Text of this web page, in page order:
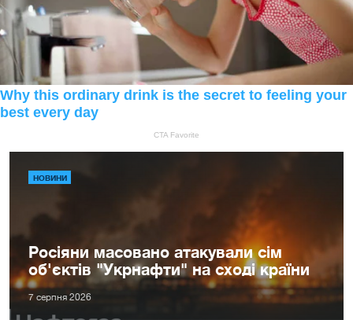
НОВИНИ
Росіяни масовано атакували сім
об'єктів "Укрнафти" на сході країни
7 серпня 2026